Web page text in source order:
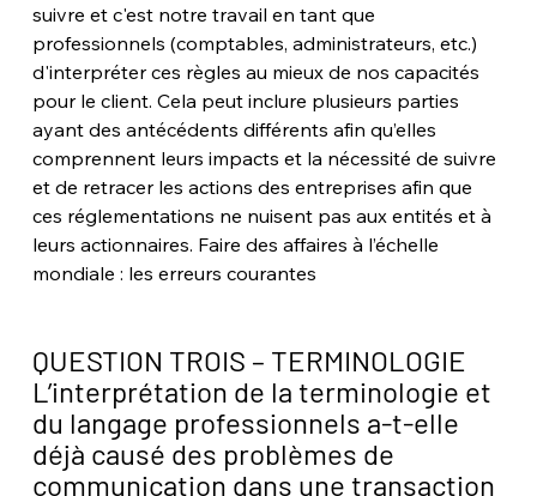
suivre et c'est notre travail en tant que
professionnels (comptables, administrateurs, etc.)
d'interpréter ces règles au mieux de nos capacités
pour le client. Cela peut inclure plusieurs parties
ayant des antécédents différents afin qu’elles
comprennent leurs impacts et la nécessité de suivre
et de retracer les actions des entreprises afin que
ces réglementations ne nuisent pas aux entités et à
leurs actionnaires. Faire des affaires à l’échelle
mondiale : les erreurs courantes
QUESTION TROIS – TERMINOLOGIE
L’interprétation de la terminologie et
du langage professionnels a-t-elle
déjà causé des problèmes de
communication dans une transaction